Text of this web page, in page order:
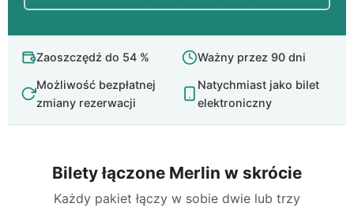
Zaoszczędź do 54 % Ważny przez 90 dni
Możliwość bezpłatnej
zmiany rezerwacji
Natychmiast jako bilet
elektroniczny
Bilety łączone Merlin w skrócie
Każdy pakiet łączy w sobie dwie lub trzy